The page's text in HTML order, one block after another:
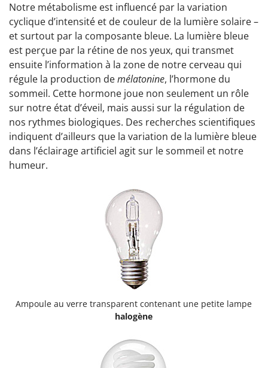
Notre métabolisme est influencé par la variation
cyclique d’intensité et de couleur de la lumière solaire –
et surtout par la composante bleue. La lumière bleue
est perçue par la rétine de nos yeux, qui transmet
ensuite l’information à la zone de notre cerveau qui
régule la production demélatonine, l’hormone du
sommeil. Cette hormone joue non seulement un rôle
sur notre état d’éveil, mais aussi sur la régulation de
nos rythmes biologiques. Des recherches scientifiques
indiquent d’ailleurs que la variation de la lumière bleue
dans l’éclairage artificiel agit sur le sommeil et notre
humeur.
Ampoule au verre transparent contenant une petite lampe
halogène